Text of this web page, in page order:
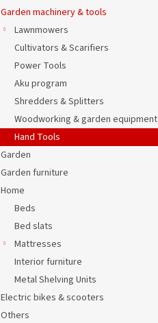
Garden machinery & tools
Lawnmowers
Cultivators & Scarifiers
Power Tools
Aku program
Shredders & Splitters
Woodworking & garden equipment
Hand Tools
Garden
Garden furniture
Home
Beds
Bed slats
Mattresses
Interior furniture
Metal Shelving Units
Electric bikes & scooters
Others